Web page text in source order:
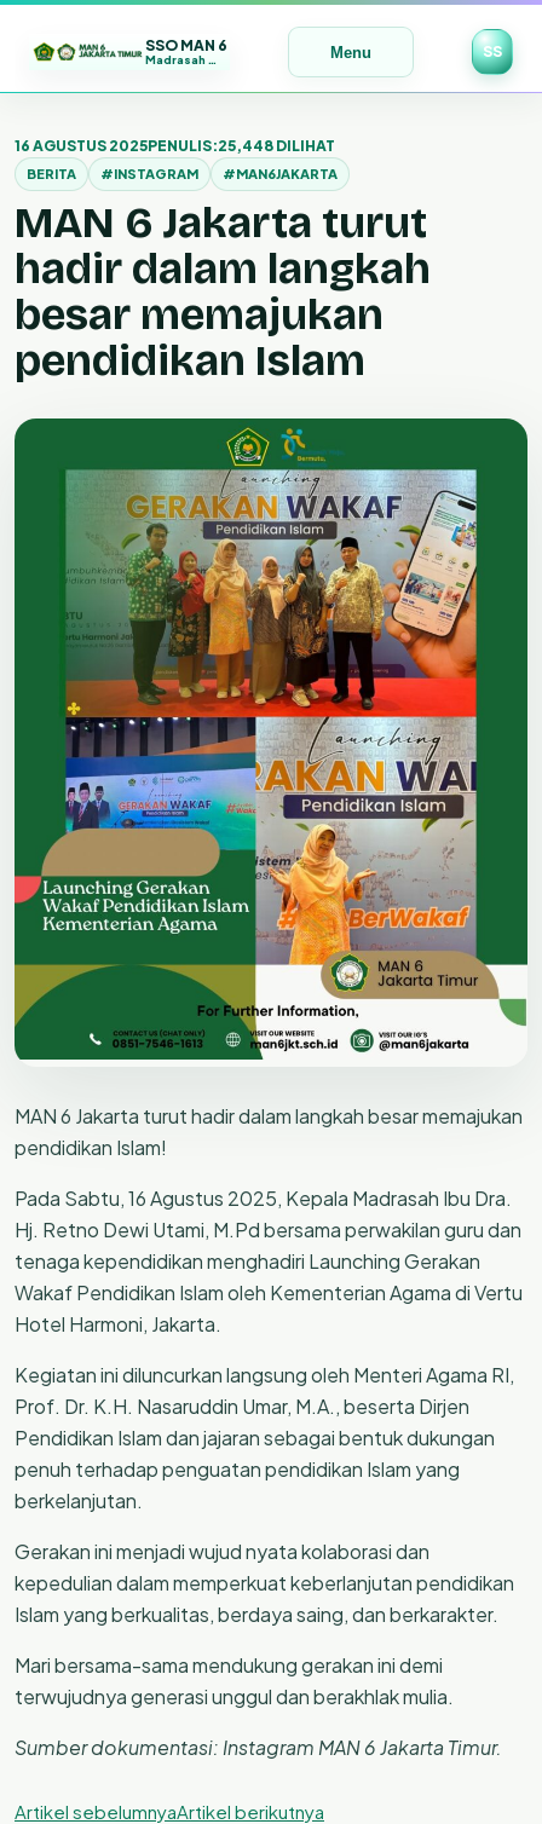
SSO MAN 6
Madrasah Maju | Bermutu | Mendunia Menu SS
ke
konten
16 AGUSTUS 2025PENULIS:25,448 DILIHAT
BERITA #INSTAGRAM #MAN6JAKARTA
MAN 6 Jakarta turut
hadir dalam langkah
besar memajukan
pendidikan Islam
MAN 6 Jakarta turut hadir dalam langkah besar memajukan
pendidikan Islam!
Pada Sabtu, 16 Agustus 2025, Kepala Madrasah Ibu Dra.
Hj. Retno Dewi Utami, M.Pd bersama perwakilan guru dan
tenaga kependidikan menghadiri Launching Gerakan
Wakaf Pendidikan Islam oleh Kementerian Agama di Vertu
Hotel Harmoni, Jakarta.
Kegiatan ini diluncurkan langsung oleh Menteri Agama RI,
Prof. Dr. K.H. Nasaruddin Umar, M.A., beserta Dirjen
Pendidikan Islam dan jajaran sebagai bentuk dukungan
penuh terhadap penguatan pendidikan Islam yang
berkelanjutan.
Gerakan ini menjadi wujud nyata kolaborasi dan
kepedulian dalam memperkuat keberlanjutan pendidikan
Islam yang berkualitas, berdaya saing, dan berkarakter.
Mari bersama-sama mendukung gerakan ini demi
terwujudnya generasi unggul dan berakhlak mulia.
Sumber dokumentasi: Instagram MAN 6 Jakarta Timur.
Artikel sebelumnyaArtikel berikutnya